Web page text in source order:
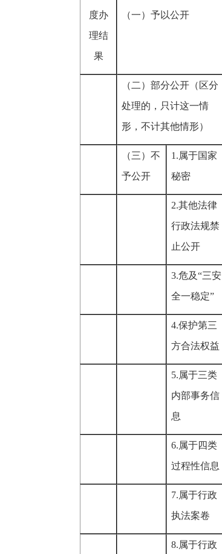
度办
理结
果
（一）予以公开
（二）部分公开（区分
处理的，只计这一情
形，不计其他情形）
（三）不
予公开
1.属于国家
秘密
2.其他法律
行政法规禁
止公开
3.危及“三安
全一稳定”
4.保护第三
方合法权益
5.属于三类
内部事务信
息
6.属于四类
过程性信息
7.属于行政
执法案卷
8.属于行政